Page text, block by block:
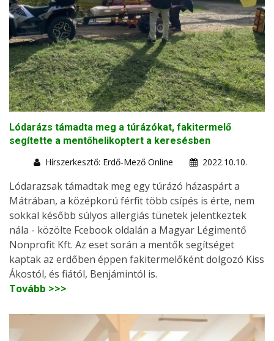
Lódarázs támadta meg a túrázókat, fakitermelő
segítette a mentőhelikoptert a keresésben
Hírszerkesztő: Erdő-Mező Online
2022.10.10.
Lódarazsak támadtak meg egy túrázó házaspárt a
Mátrában, a középkorú férfit több csípés is érte, nem
sokkal később súlyos allergiás tünetek jelentkeztek
nála - közölte Fcebook oldalán a Magyar Légimentő
Nonprofit Kft. Az eset során a mentők segítséget
kaptak az erdőben éppen fakitermelőként dolgozó Kiss
Ákostól, és fiától, Benjámintól is.
Tovább >>>